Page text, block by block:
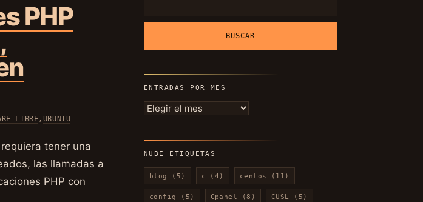
PHP
LIBRE, UBUNTU
tener una
las llamadas a
PHP con
ENTRADAS POR MES
Entradas
NUBE ETIQUETAS
blog (5) c (4) centos (11)
config (5) Cpanel (8) CUSL (5)